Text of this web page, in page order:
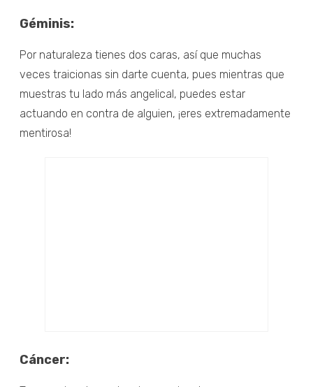
Géminis:
Por naturaleza tienes dos caras, así que muchas
veces traicionas sin darte cuenta, pues mientras que
muestras tu lado más angelical, puedes estar
actuando en contra de alguien, ¡eres extremadamente
mentirosa!
Cáncer: